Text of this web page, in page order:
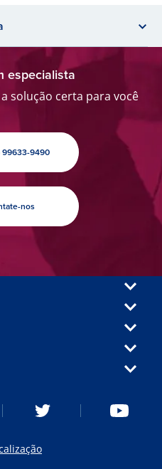
especialista
solução certa para você
99633-9490
nos